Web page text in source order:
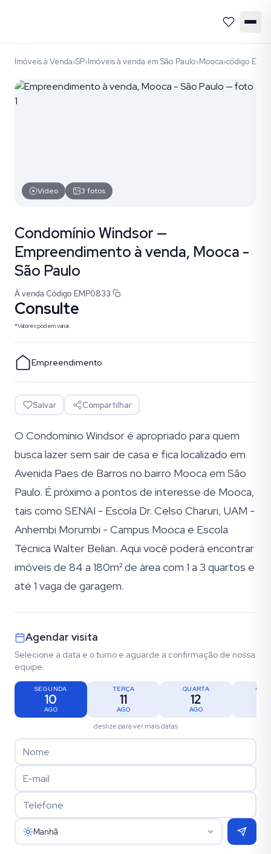
Imóveis à Venda›SP›Imóveis à venda em São Paulo›Mooca›código
Vídeo 3 fotos
Condomínio Windsor —
Empreendimento à venda, Mooca -
São Paulo
À venda·Código EMP0833
Consulte
*Valores podem variar.
Empreendimento
Salvar Compartilhar
O Condomínio Windsor é apropriado para quem
busca lazer sem sair de casa e fica localizado em
Avenida Paes de Barros no bairro Mooca em São
Paulo. É próximo a pontos de interesse de Mooca,
tais como SENAI - Escola Dr. Celso Charuri, UAM -
Anhembi Morumbi - Campus Mooca e Escola
Técnica Walter Belian. Aqui você poderá encontrar
imóveis de 84 a 180m² de área com 1 a 3 quartos e
até 1 vaga de garagem.
Agendar visita
Selecione a data e o turno e aguarde a confirmação de nossa
equipe.
SEGUNDA
10
AGO
TERÇA
11
AGO
QUARTA
12
AGO
deslize para ver mais datas
Manhã